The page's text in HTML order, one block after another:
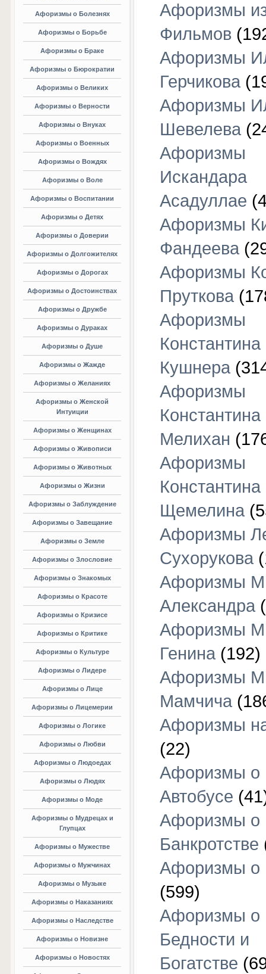
Афоризмы о Болезнях
Афоризмы о Борьбе
Афоризмы о Браке
Афоризмы о Бюрократии
Афоризмы о Великих
Афоризмы о Верности
Афоризмы о Внуках
Афоризмы о Военных
Афоризмы о Вождях
Афоризмы о Воле
Афоризмы о Воспитании
Афоризмы о Детях
Афоризмы о Доверии
Афоризмы о Долгожителях
Афоризмы о Дорогах
Афоризмы о Достоинствах
Афоризмы о Дружбе
Афоризмы о Дураках
Афоризмы о Душе
Афоризмы о Жажде
Афоризмы о Желаниях
Афоризмы о Женской
Интуиции
Афоризмы о Женщинах
Афоризмы о Живописи
Афоризмы о Животных
Афоризмы о Жизни
Афоризмы о Заблуждение
Афоризмы о Завещание
Афоризмы о Земле
Афоризмы о Злословие
Афоризмы о Знакомых
Афоризмы о Красоте
Афоризмы о Кризисе
Афоризмы о Критике
Афоризмы о Культуре
Афоризмы о Лидере
Афоризмы о Лице
Афоризмы о Лицемерии
Афоризмы о Логике
Афоризмы о Любви
Афоризмы о Людоедах
Афоризмы о Людях
Афоризмы о Моде
Афоризмы о Мудрецах и
Глупцах
Афоризмы о Мужестве
Афоризмы о Мужчинах
Афоризмы о Музыке
Афоризмы о Наказаниях
Афоризмы о Наследстве
Афоризмы о Новизне
Афоризмы о Новостях
Афоризмы
Фильмов
Афоризмы
Герчикова
Афоризмы
Шевелева
Афоризмы
Искандара
Асадуллае
Афоризмы
Фандеева
Афоризмы
Пруткова
Афоризмы
Константина
Кушнера
Афоризмы
Константина
Мелихан
Афоризмы
Константина
Щемелина
Афоризмы
Сухорукова
Афоризмы
Александра
Афоризмы
Генина (192)
Афоризмы
Мамчича
Афоризмы
(22)
Афоризмы о
Автобусе
Афоризмы о
Банкротстве
Афоризмы о
(599)
Афоризмы о
Бедности и
Богатстве